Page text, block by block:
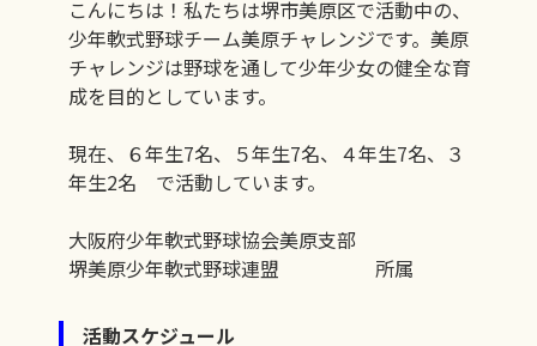
こんにちは！私たちは堺市美原区で活動中の、
少年軟式野球チーム美原チャレンジです。美原
チャレンジは野球を通して少年少女の健全な育
成を目的としています。
現在、６年生7名、５年生7名、４年生7名、３
年生2名 で活動しています。
大阪府少年軟式野球協会美原支部
堺美原少年軟式野球連盟 所属
活動スケジュール